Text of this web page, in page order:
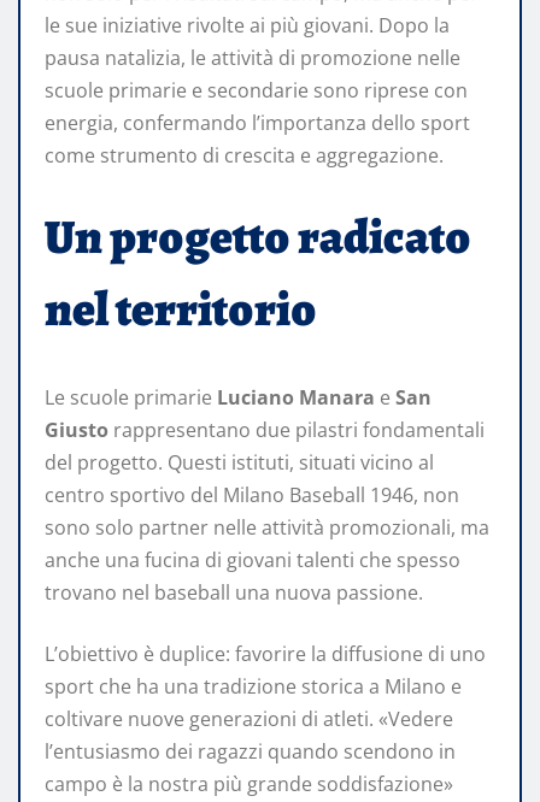
le sue iniziative rivolte ai più giovani. Dopo la
pausa natalizia, le attività di promozione nelle
scuole primarie e secondarie sono riprese con
energia, confermando l’importanza dello sport
come strumento di crescita e aggregazione.
Un progetto radicato
nel territorio
Le scuole primarie Luciano Manara e San
Giusto rappresentano due pilastri fondamentali
del progetto. Questi istituti, situati vicino al
centro sportivo del Milano Baseball 1946, non
sono solo partner nelle attività promozionali, ma
anche una fucina di giovani talenti che spesso
trovano nel baseball una nuova passione.
L’obiettivo è duplice: favorire la diffusione di uno
sport che ha una tradizione storica a Milano e
coltivare nuove generazioni di atleti. «Vedere
l’entusiasmo dei ragazzi quando scendono in
campo è la nostra più grande soddisfazione»